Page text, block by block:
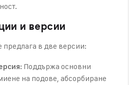
и версии
предлага в две версии:
Поддържа основни
на подове, абсорбиране